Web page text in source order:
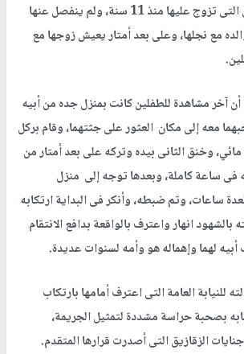
للأب من زوجته الأولى التى تزوج عليها منذ 11 سنة، ولم ينفصل عنها
مع نجلها، وعلى بعد أمتار يعيش زوجها مع
آخر مشاهدة للطفلين كانت بمنزل جده من أبيه
معه إلى مكان العثور على جثتهما، وقام بركل
وخنق الثانى بيده وتركه على بعد أمتار من
فى ساعة كاملة، وبعدها توجه إلى منزل
ساعات، وتم ضبطه، وأنكر فى البداية ارتكابه
انهار واعترف بالواقعة بدافع الانتقام
لهما وإهماله هو وأمه لسنوات عديدة.
للنيابة العامة التى اعترف أمامها بارتكاب
بصحبة حراسة مشددة لتمثيل الجريمة،
الزقازيق التى أصدرت قرارها المتقدم.